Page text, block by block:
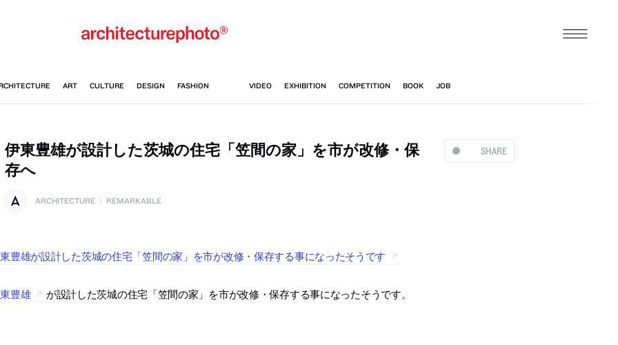
SHARE
伊東豊雄が設計した茨城の住宅「笠間の家」を市が改修・保
存へ
ARCHITECTURE REMARKABLE
豊雄が設計した茨城の住宅「笠間の家」を市が改修・保存する事になったそうです
豊雄 が設計した茨城の住宅「笠間の家」を市が改修・保存する事になったそうです。